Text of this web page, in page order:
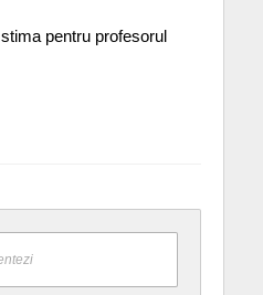
pentru profesorul